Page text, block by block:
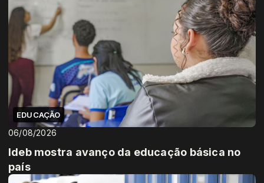
EDUCAÇÃO
06/08/2026
Ideb mostra avanço da educação básica no
país